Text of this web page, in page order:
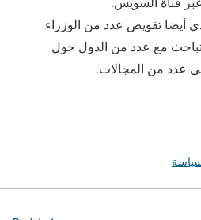
أيضا تفويض عدد من الوزراء
مع عدد من الدول حول
عدد من المجالات.